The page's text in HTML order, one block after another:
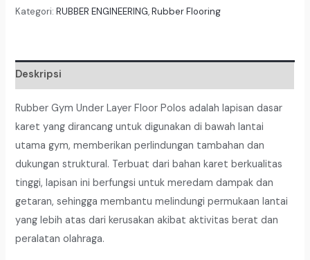
GYM
FLOOR
POLOS
Tebal
10
Lebar
100
Panjang
Kategori:RUBBER ENGINEERING,Rubber Flooring
Deskripsi
Rubber Gym Under Layer Floor Polos adalah lapisan dasar
karet yang dirancang untuk digunakan di bawah lantai
utama gym, memberikan perlindungan tambahan dan
dukungan struktural. Terbuat dari bahan karet berkualitas
tinggi, lapisan ini berfungsi untuk meredam dampak dan
getaran, sehingga membantu melindungi permukaan lantai
yang lebih atas dari kerusakan akibat aktivitas berat dan
peralatan olahraga.